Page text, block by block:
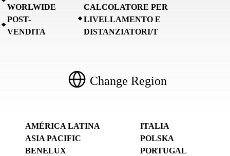
WORLWIDE
POST-
VENDITA
CALCOLATORE PER
LIVELLAMENTO E
DISTANZIATORI/T
Change Region
AMÉRICA LATINA
ASIA PACIFIC
BENELUX
ITALIA
POLSKA
PORTUGAL